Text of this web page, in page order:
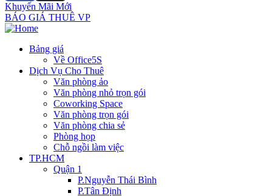
Khuyến Mãi Mới
BÁO GIÁ THUÊ VP
Bảng giá
Về Office5S
Dịch Vụ Cho Thuê
Văn phòng ảo
Văn phòng nhỏ trọn gói
Coworking Space
Văn phòng trọn gói
Văn phòng chia sẻ
Phòng họp
Chỗ ngồi làm việc
TP.HCM
Quận 1
P.Nguyễn Thái Bình
P.Tân Định